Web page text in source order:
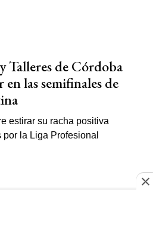
Talleres de Córdoba
las semifinales de